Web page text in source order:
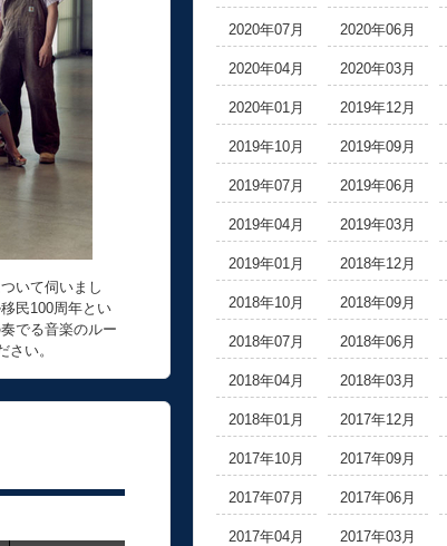
いて伺いまし
民100周年とい
でる音楽のルー
い。
2020年07月 2020年06月
2020年04月 2020年03月
2020年01月 2019年12月
2019年10月 2019年09月
2019年07月 2019年06月
2019年04月 2019年03月
2019年01月 2018年12月
2018年10月 2018年09月
2018年07月 2018年06月
2018年04月 2018年03月
2018年01月 2017年12月
2017年10月 2017年09月
2017年07月 2017年06月
2017年04月 2017年03月